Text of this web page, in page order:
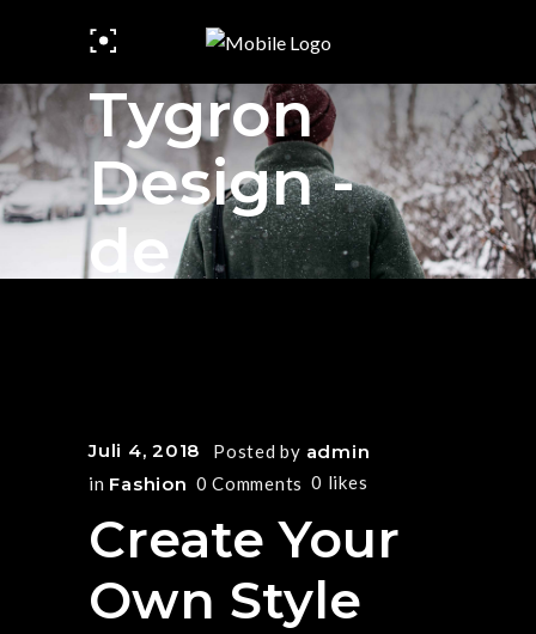
Tygron
Design -
de
Juli 4, 2018 Posted by admin
in Fashion 0 Comments 0 likes
Create Your
Own Style